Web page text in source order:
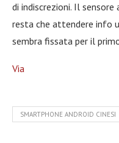
di indiscrezioni. Il sensore
resta che attendere info
sembra fissata per il
Via
SMARTPHONE ANDROID CINESI